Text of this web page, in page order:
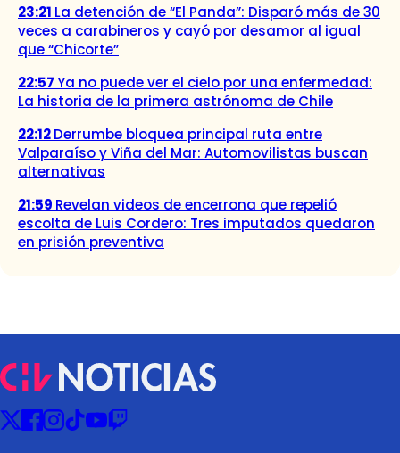
23:21 La detención de “El Panda”: Disparó más de 30
veces a carabineros y cayó por desamor al igual
que “Chicorte”
22:57Ya no puede ver el cielo por una enfermedad:
La historia de la primera astrónoma de Chile
22:12Derrumbe bloquea principal ruta entre
Valparaíso y Viña del Mar: Automovilistas buscan
alternativas
21:59 Revelan videos de encerrona que repelió
escolta de Luis Cordero: Tres imputados quedaron
en prisión preventiva